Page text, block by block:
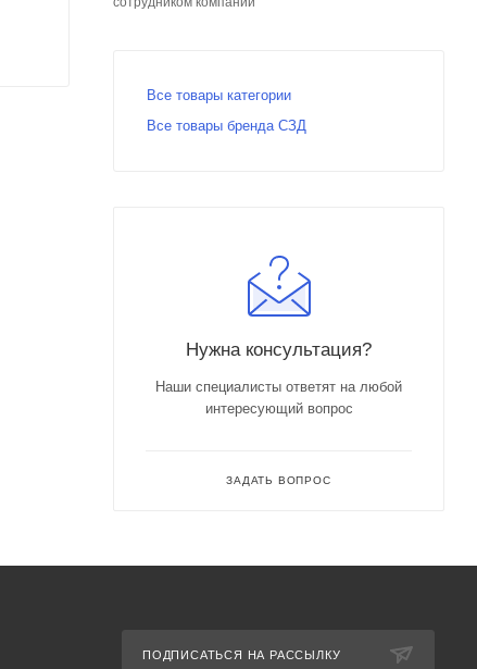
Все товары категории
Все товары бренда СЗД
Нужна консультация?
Наши специалисты ответят на любой
интересующий вопрос
ЗАДАТЬ ВОПРОС
ПОДПИСАТЬСЯ НА РАССЫЛКУ